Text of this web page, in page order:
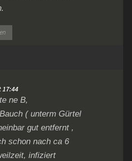
17:44
ne B,
( unterm Gürtel
gut entfernt ,
schon nach ca 6
infiziert